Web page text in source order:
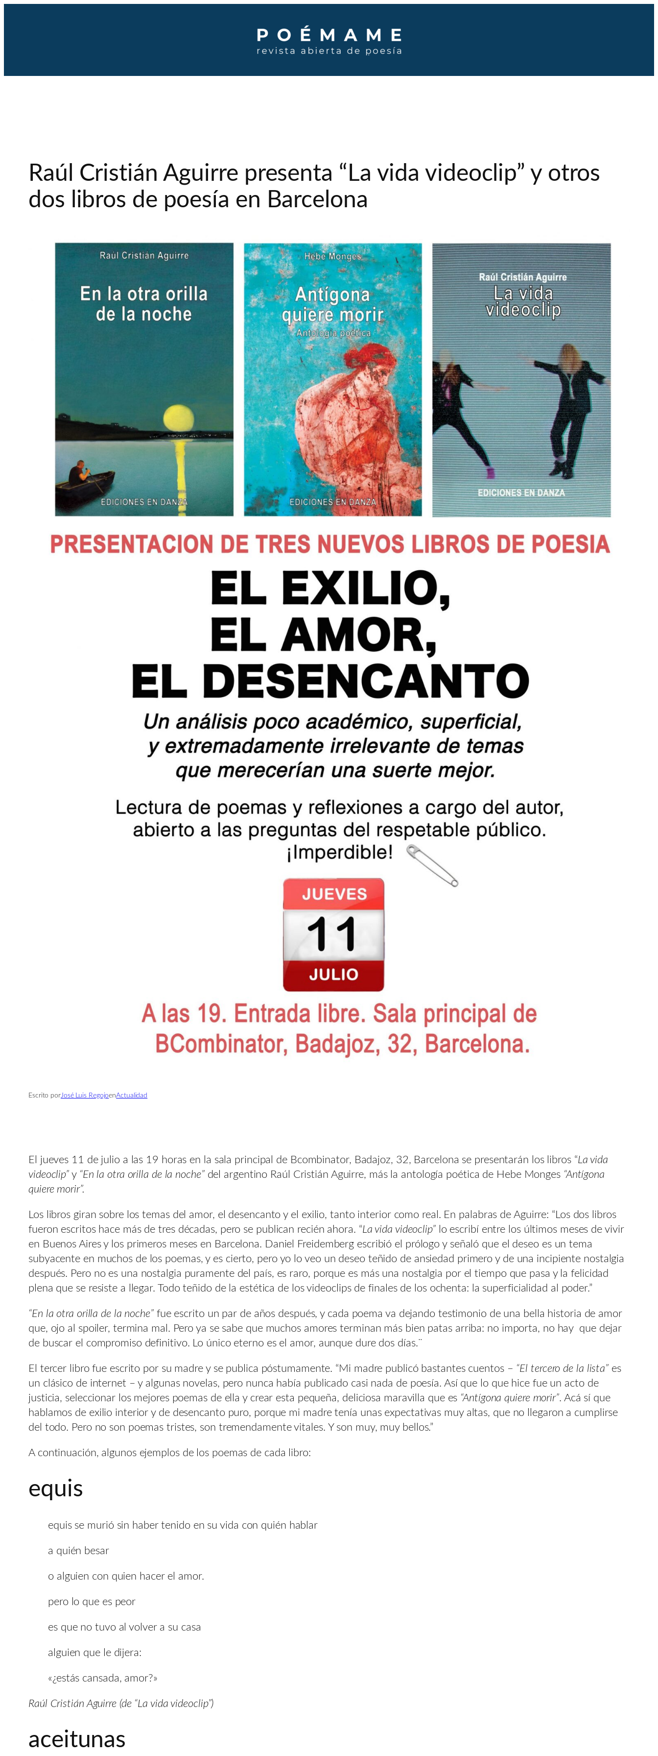
Raúl Cristián Aguirre presenta “La vida videoclip” y otros
dos libros de poesía en Barcelona
Escrito porJosé Luis RegojoenActualidad
El jueves 11 de julio a las 19 horas en la sala principal de Bcombinator, Badajoz, 32, Barcelona se presentarán los libros “La vida
videoclip” y “En la otra orilla de la noche”del argentino Raúl Cristián Aguirre, más la antología poética de Hebe Monges “Antígona
quiere morir”.
Los libros giran sobre los temas del amor, el desencanto y el exilio, tanto interior como real. En palabras de Aguirre: “Los dos libros
fueron escritos hace más de tres décadas, pero se publican recién ahora. “La vida videoclip”lo escribí entre los últimos meses de vivir
en Buenos Aires y los primeros meses en Barcelona. Daniel Freidemberg escribió el prólogo y señaló que el deseo es un tema
subyacente en muchos de los poemas, y es cierto, pero yo lo veo un deseo teñido de ansiedad primero y de una incipiente nostalgia
después. Pero no es una nostalgia puramente del país, es raro, porque es más una nostalgia por el tiempo que pasa y la felicidad
plena que se resiste a llegar. Todo teñido de la estética de los videoclips de finales de los ochenta: la superficialidad al poder.”
“En la otra orilla de la noche”fue escrito un par de años después, y cada poema va dejando testimonio de una bella historia de amor
que, ojo al spoiler, termina mal. Pero ya se sabe que muchos amores terminan más bien patas arriba: no importa, no hay que dejar
de buscar el compromiso definitivo. Lo único eterno es el amor, aunque dure dos días.¨
El tercer libro fue escrito por su madre y se publica póstumamente. “Mi madre publicó bastantes cuentos – “El tercero de la lista” es
un clásico de internet – y algunas novelas, pero nunca había publicado casi nada de poesía. Así que lo que hice fue un acto de
justicia, seleccionar los mejores poemas de ella y crear esta pequeña, deliciosa maravilla que es “Antígona quiere morir”. Acá sí que
hablamos de exilio interior y de desencanto puro, porque mi madre tenía unas expectativas muy altas, que no llegaron a cumplirse
del todo. Pero no son poemas tristes, son tremendamente vitales. Y son muy, muy bellos.”
A continuación, algunos ejemplos de los poemas de cada libro:
equis
equis se murió sin haber tenido en su vida con quién hablar
a quién besar
o alguien con quien hacer el amor.
pero lo que es peor
es que no tuvo al volver a su casa
alguien que le dijera:
«¿estás cansada, amor?»
Raúl Cristián Aguirre (de “La vida videoclip”)
aceitunas